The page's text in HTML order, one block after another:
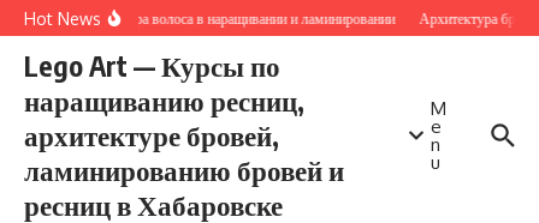
Перейти к содержанию
Hot NewsСтруктура волоса в наращивании и ламинировании Архитектура
Lego Art — Курсы по
наращиванию ресниц,
архитектуре бровей,
ламинированию бровей и
ресниц в Хабаровске
M
e
n
u